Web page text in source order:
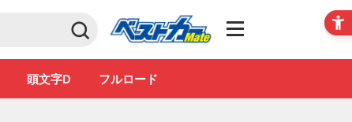
Club
頭文字D フルロード